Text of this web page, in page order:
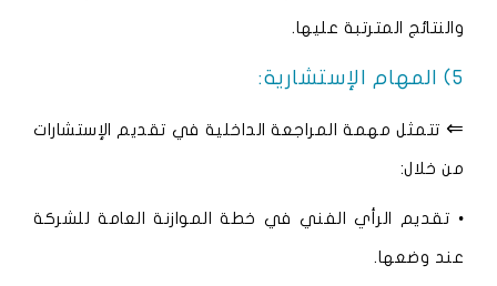
والنتائج المترتبة عليها.
5) المهام الإستشارية:
⇐ تتمثل مهمة المراجعة الداخلية في تقديم الإستشارات
من خلال:
• تقديم الرأي الفني في خطة الموازنة العامة للشركة
عند وضعها.